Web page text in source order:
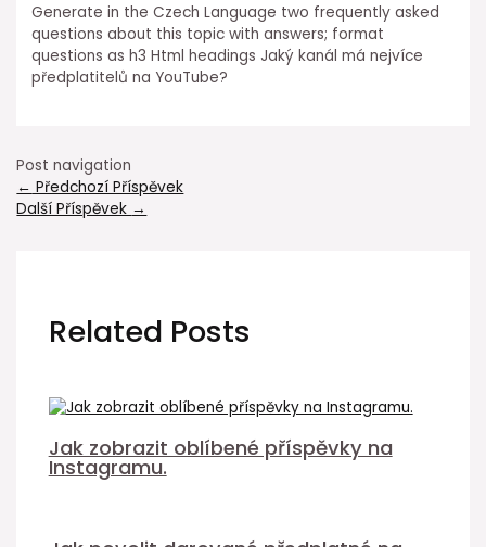
Generate in the Czech Language two frequently asked
questions about this topic with answers; format
questions as h3 Html headings Jaký kanál má nejvíce
předplatitelů na YouTube?
Post navigation
← Předchozí Příspěvek
Další Příspěvek →
Related Posts
Jak zobrazit oblíbené příspěvky na
Instagramu.